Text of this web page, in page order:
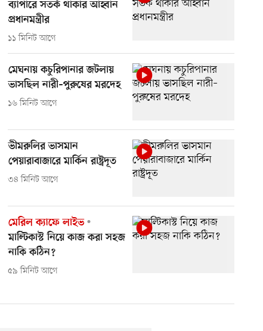
ব্যাপারে সতর্ক থাকার আহ্বান
প্রধানমন্ত্রীর
১১ মিনিট আগে
মেঘনায় কচুরিপানার জটলায়
ভাসছিল নারী–পুরুষের মরদেহ
১৬ মিনিট আগে
ভীমরুলির ভাসমান
পেয়ারাবাজারে মার্কিন রাষ্ট্রদূত
৩৪ মিনিট আগে
মেরিল ক্যাফে লাইভ
মাল্টিকাস্ট নিয়ে কাজ করা সহজ
নাকি কঠিন?
৫৯ মিনিট আগে